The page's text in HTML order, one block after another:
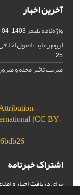
آخرین اخبار
واژه‌نامه پلیمر1403-04-13
لزوم رعایت اصول
25
ضریب تاثیر مجله و
Attribution-
(CC BY-
اشتراک خبرنامه
برای دریافت اخبار و